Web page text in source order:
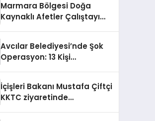
Marmara Bölgesi Doğa
Kaynaklı Afetler Çalıştayı
Avcılar Belediyesi’nde Şok
Operasyon: 13 Kişi
İçişleri Bakanı Mustafa Çiftçi
KKTC ziyaretinde